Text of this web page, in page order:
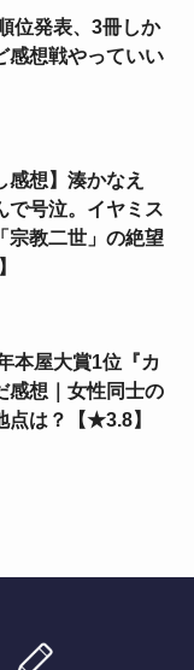
位発表、3冊しか
感想戦やっていい
感想】湊かなえ
で号泣。イヤミス
宗教二世」の絶望
本屋大賞1位『カ
感想｜女性同士の
点は？【★3.8】